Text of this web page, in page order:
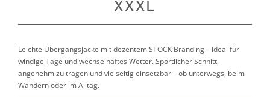
STOCK KIDS & TEENS
XXXL
Leichte Übergangsjacke mit dezentem STOCK Branding – ideal für
windige Tage und wechselhaftes Wetter. Sportlicher Schnitt,
angenehm zu tragen und vielseitig einsetzbar – ob unterwegs, beim
Wandern oder im Alltag.